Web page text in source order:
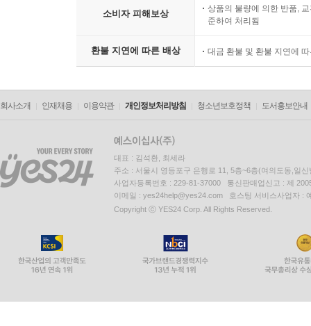
소비자 피해보상
상품의 불량에 의한 반품,
준하여 처리됨
환불 지연에 따른 배상 대금 환불 및 환불 지연에
회사소개 인재채용 이용약관 개인정보처리방침 청소년보호정책 도서홍보안내
대표 : 김석환, 최세라
주소 : 서울시 영등포구 은행로 11, 5층~6층(여의도동,일신
사업자등록번호 : 229-81-37000 통신판매업신고 : 제
이메일 : yes24help@yes24.com 호스팅 서비스사업자 :
Copyright ⓒ YES24 Corp. All Rights Reserved.